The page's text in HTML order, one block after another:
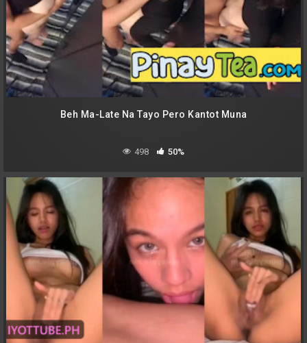
Beh Ma-Late Na Tayo Pero Kantot Muna
498 50%